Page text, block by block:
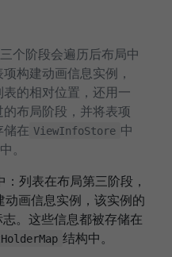
个阶段会遍历后布局中
构建动画信息实例，
的相对位置，还用一
布局阶段，并将表项
储在 ViewInfoStore 中
。
列表在布局第三阶段，
画信息实例，该实例的
志。这些信息都被存储在
结构中。